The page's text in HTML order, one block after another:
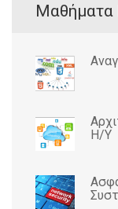
Μαθήματα
Η/Υ